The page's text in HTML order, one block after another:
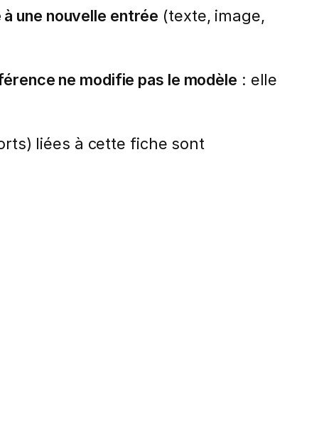
une nouvelle entrée (texte, image,
ne modifie pas le modèle : elle
liées à cette fiche sont